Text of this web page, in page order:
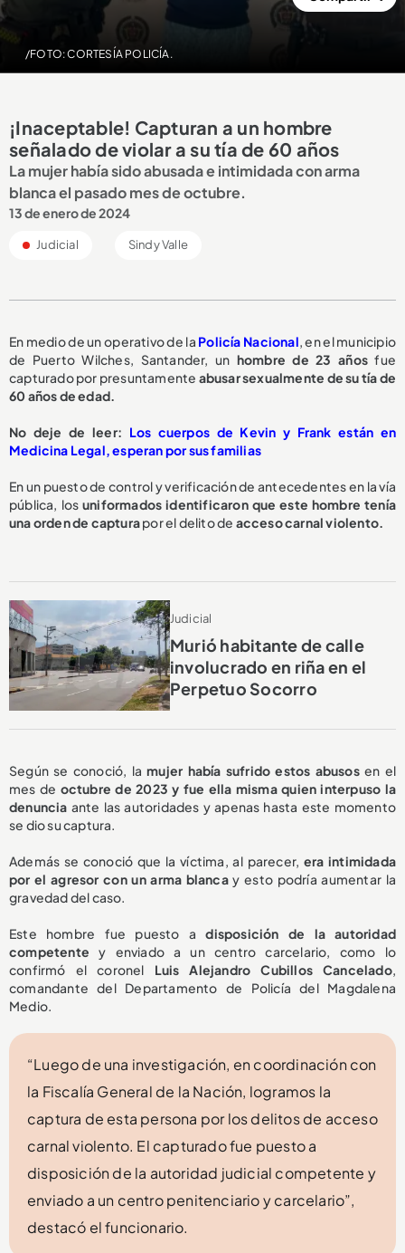
/FOTO: CORTESÍA POLICÍA.
¡Inaceptable! Capturan a un hombre
señalado de violar a su tía de 60 años
La mujer había sido abusada e intimidada con arma
blanca el pasado mes de octubre.
13 de enero de 2024
Judicial Sindy Valle
En medio de un operativo de la Policía Nacional, en el municipio
de Puerto Wilches, Santander, un hombre de 23 añosfue
capturado por presuntamente abusar sexualmente de su tía de
60 años de edad.
No deje de leer: Los cuerpos de Kevin y Frank están en
Medicina Legal, esperan por sus familias
En un puesto de control y verificación de antecedentes en la vía
pública, losuniformados identificaron que este hombre tenía
una orden de capturapor el delito de acceso carnal violento.
Judicial
Murió habitante de calle
involucrado en riña en el
Perpetuo Socorro
Según se conoció, lamujer había sufrido estos abusosen el
mes de octubre de 2023 y fue ella misma quien interpuso la
denuncia ante las autoridades y apenas hasta este momento
se dio su captura.
Además se conoció que la víctima, al parecer, era intimidada
por el agresor con un arma blancay esto podría aumentar la
gravedad del caso.
Este hombre fue puesto adisposición de la autoridad
competentey enviado a un centro carcelario, como lo
confirmó el coronel Luis Alejandro Cubillos Cancelado,
comandante del Departamento de Policía del Magdalena
Medio.
“Luego de una investigación, en coordinación con
la Fiscalía General de la Nación, logramos la
captura de esta persona por los delitos de acceso
carnal violento. El capturado fue puesto a
disposición de la autoridad judicial competente y
enviado a un centro penitenciario y carcelario”,
destacó el funcionario.